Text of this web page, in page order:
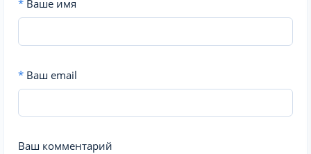
* Ваше имя
* Ваш email
Ваш комментарий